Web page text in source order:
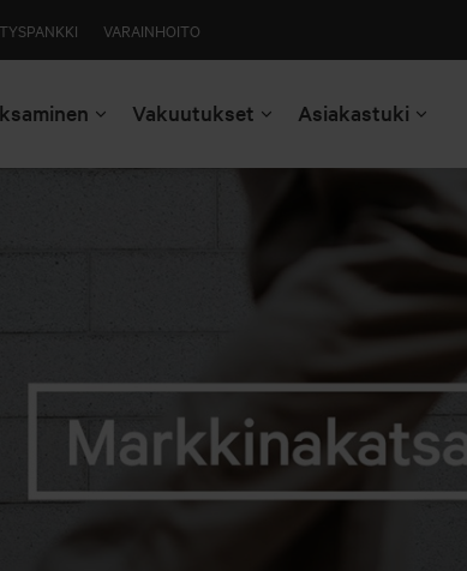
VARAINHOITO
Vakuutukset Asiakastuki